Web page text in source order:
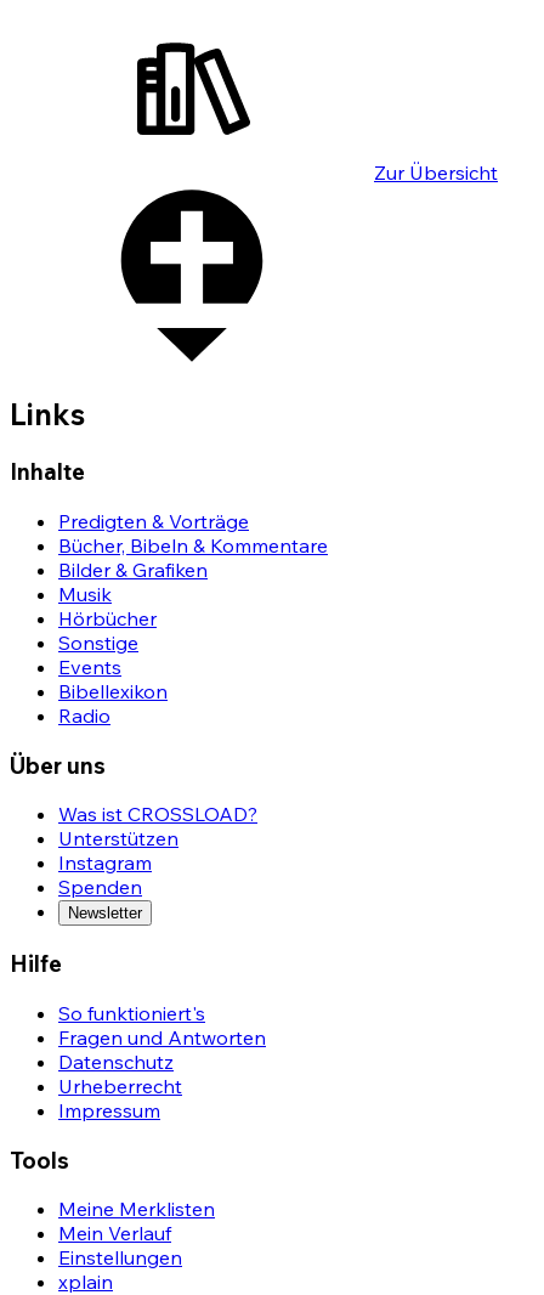
Zur Übersicht
Links
Inhalte
Predigten & Vorträge
Bücher, Bibeln & Kommentare
Bilder & Grafiken
Musik
Hörbücher
Sonstige
Events
Bibellexikon
Radio
Über uns
Was ist CROSSLOAD?
Unterstützen
Instagram
Spenden
Newsletter
Hilfe
So funktioniert's
Fragen und Antworten
Datenschutz
Urheberrecht
Impressum
Tools
Meine Merklisten
Mein Verlauf
Einstellungen
xplain